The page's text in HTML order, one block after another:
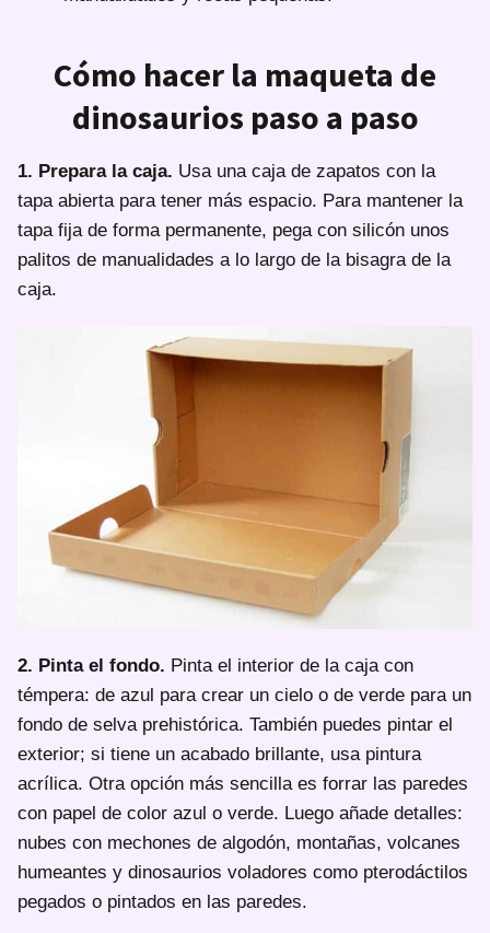
Cómo hacer la maqueta de
dinosaurios paso a paso
1. Prepara la caja. Usa una caja de zapatos con la
tapa abierta para tener más espacio. Para mantener la
tapa fija de forma permanente, pega con silicón unos
palitos de manualidades a lo largo de la bisagra de la
caja.
2. Pinta el fondo. Pinta el interior de la caja con
témpera: de azul para crear un cielo o de verde para un
fondo de selva prehistórica. También puedes pintar el
exterior; si tiene un acabado brillante, usa pintura
acrílica. Otra opción más sencilla es forrar las paredes
con papel de color azul o verde. Luego añade detalles:
nubes con mechones de algodón, montañas, volcanes
humeantes y dinosaurios voladores como pterodáctilos
pegados o pintados en las paredes.